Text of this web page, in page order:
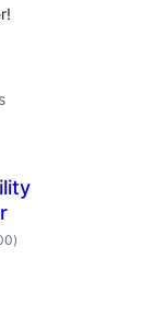
valoracións
totais
)